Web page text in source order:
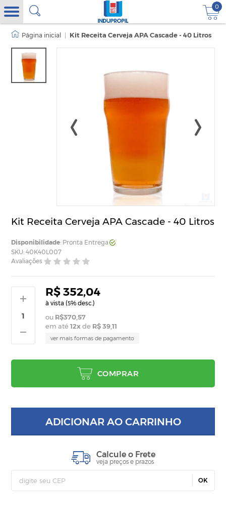
0
Kit Receita Cerveja APA Cascade - 40 Litros
Kit Receita Cerveja APA Cascade - 40 Litros
Disponibilidade: Pronta Entrega
SKU: 40K40L007
Avaliações
R$ 352,04
à vista (5% desc.)
R$370,57
em até12x de R$ 39,11
ver mais formas de pagamento
COMPRAR
ADICIONAR AO CARRINHO
Calcule o Frete
veja preços e prazos
OK